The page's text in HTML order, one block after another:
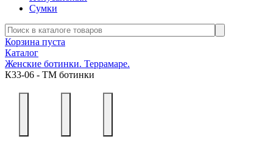
Сумки
Корзина пуста
Каталог
Женские ботинки. Террамаре.
К33-06 - ТМ ботинки